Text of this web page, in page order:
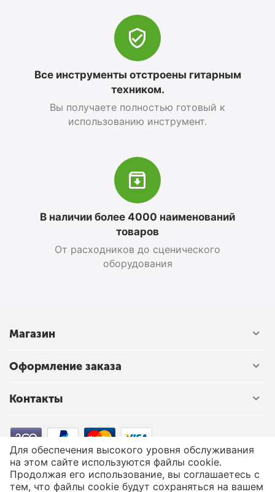
Все инструменты отстроены гитарным
техником.
Вы получаете полностью готовый к
использованию инструмент.
В наличии более 4000 наименований
товаров
От расходников до сценического
оборудования
Магазин
Оформление заказа
Контакты
© 2003 - 2026 Твой Звук - магазин музыкальных инструментов.
Адрес розничного магазина: г. Минск ул. В. Хоружей 1а. ЧТУП
Для обеспечения высокого уровня обслуживания
на этом сайте используются файлы cookie.
Продолжая его использование, вы соглашаетесь с
тем, что файлы cookie будут сохраняться на вашем